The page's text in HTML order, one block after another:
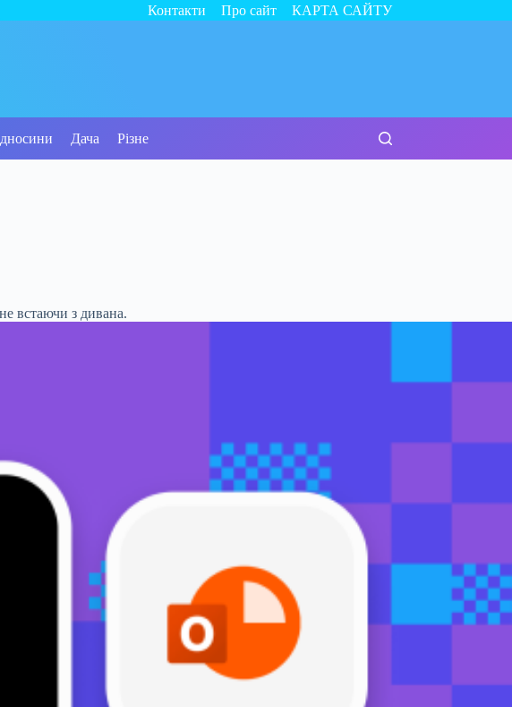
Контакти Про сайт КАРТА САЙТУ
Дача Різне
встаючи з дивана.